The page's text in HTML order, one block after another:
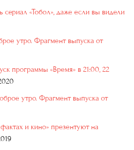
сериал «Тобол», даже если вы видели
утро. Фрагмент выпуска от
программы «Время» в 21:00, 22
утро. Фрагмент выпуска от
и кино» презентуют на